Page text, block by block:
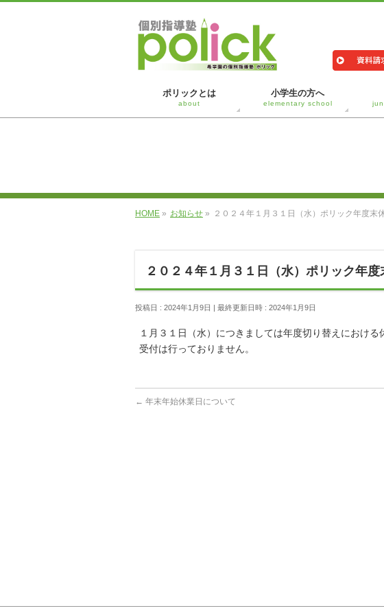
ポリックとは
about
小学生の方へ
elementary school
HOME » お知らせ » ２０２４年１月３１日（水）ポリック年度末
２０２４年１月３１日（水）ポリック年
投稿日 : 2024年1月9日 最終更新日時 : 2024年1月9日
１月３１日（水）につきましては年度切り替えにおけ
受付は行っておりません。
← 年末年始休業日について